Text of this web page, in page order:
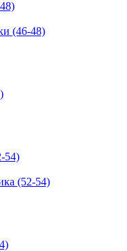
(46-48)
(52-54)